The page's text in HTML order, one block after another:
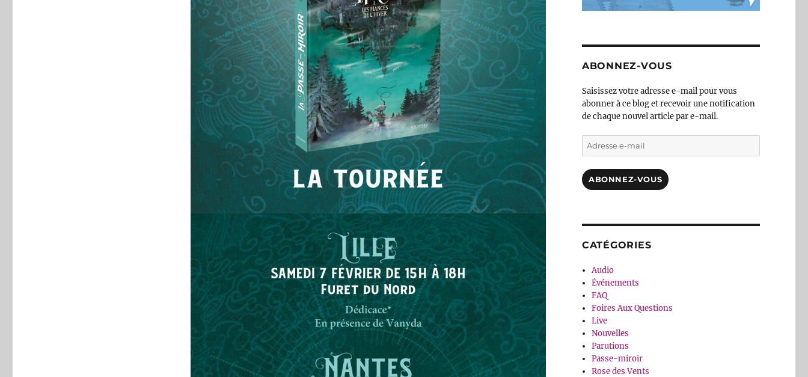
ABONNEZ-VOUS
Saisissez votre adresse e-mail pour vous
abonner à ce blog et recevoir une notification
de chaque nouvel article par e-mail.
Adresse
e-
ABONNEZ-VOUS
CATÉGORIES
Audio
Événements
FAQ
Foires Aux Questions
Live
Nouvelles
Parutions
Passe-miroir
Rose des Vents